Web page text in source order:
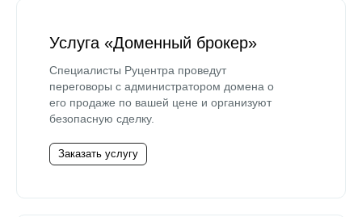
Услуга «Доменный брокер»
Специалисты Руцентра проведут
переговоры с администратором домена о
его продаже по вашей цене и организуют
безопасную сделку.
Заказать услугу